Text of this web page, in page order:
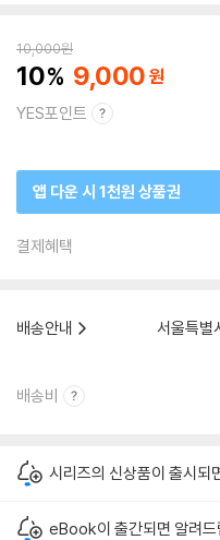
10,000원
10 9,000
YES포인트
앱 다운 시 1천원 상품권
결제혜택
배송안내
서울특별
배송비
시리즈의 신상품이 출시되
eBook이 출간되면 알려드